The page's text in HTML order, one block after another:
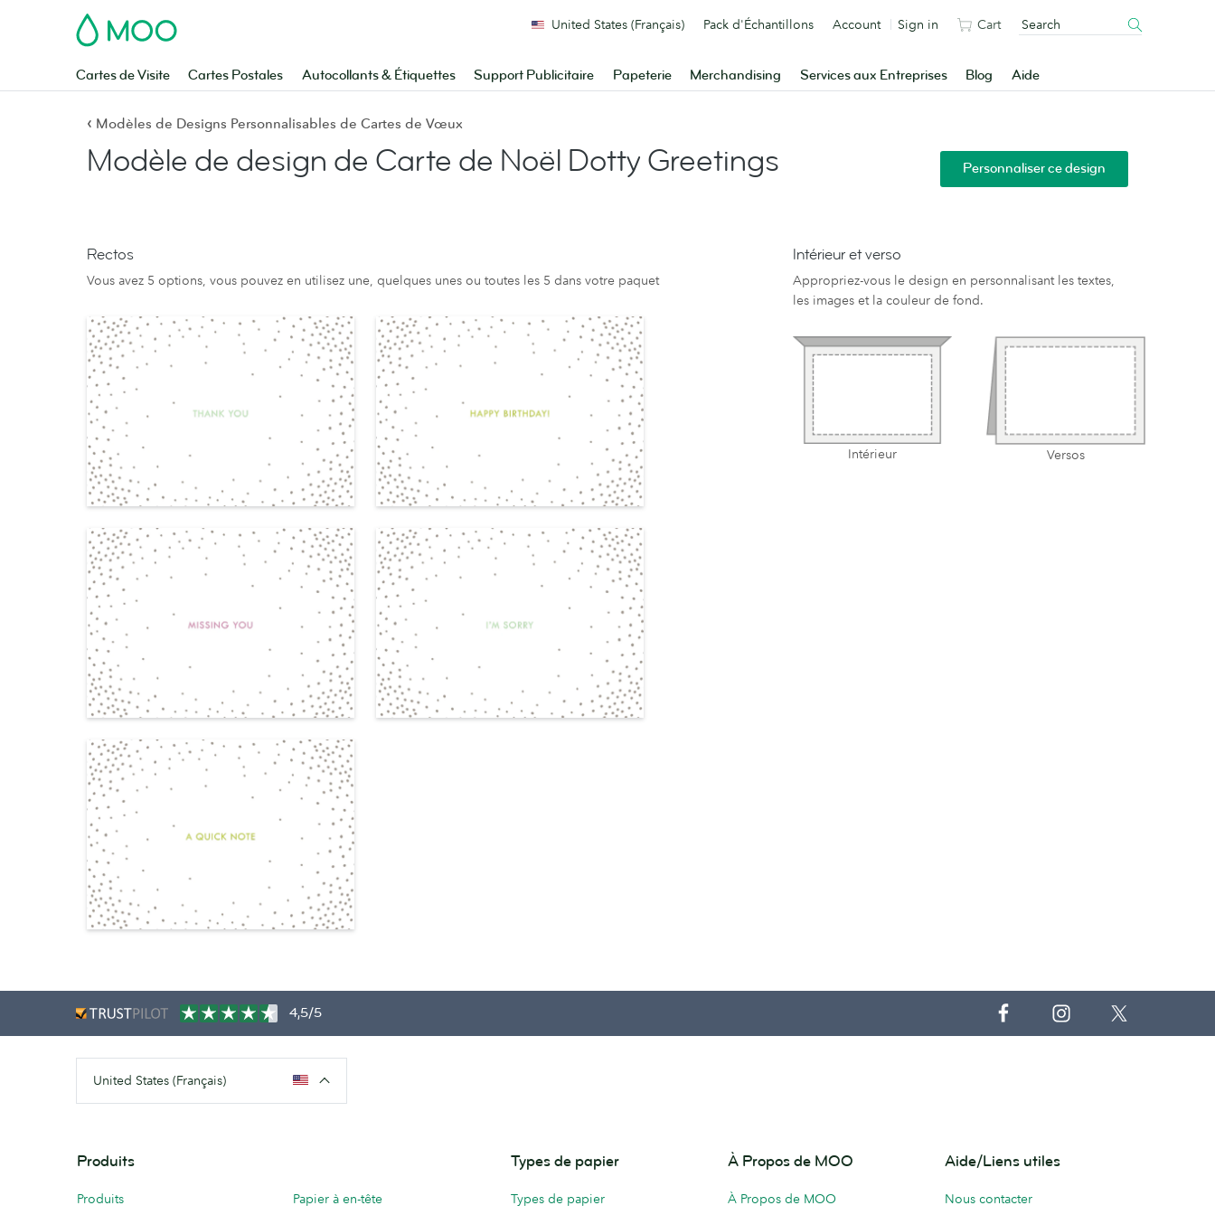
MOO
Cartes de Visite Cartes Postales Autocollants & Étiquettes Support Publicitaire Papeterie Merchandising Services aux Entreprises Blog Aide
United States (Français) Pack d'Échantillons Account Sign in Cart
‹ Modèles de Designs Personnalisables de Cartes de Vœux
Modèle de design de Carte de Noël Dotty Greetings Personnaliser ce design
Rectos
Vous avez 5 options, vous pouvez en utilisez une, quelques unes ou toutes les 5 dans votre paquet
Intérieur et verso
Appropriez-vous le design en personnalisant les textes,
les images et la couleur de fond.
Intérieur Versos
4,5/5
United States (Français)
Produits
Produits
Papier à en-tête
Types de papier
Types de papier
À Propos de MOO
À Propos de MOO
Aide/Liens utiles
Nous contacter